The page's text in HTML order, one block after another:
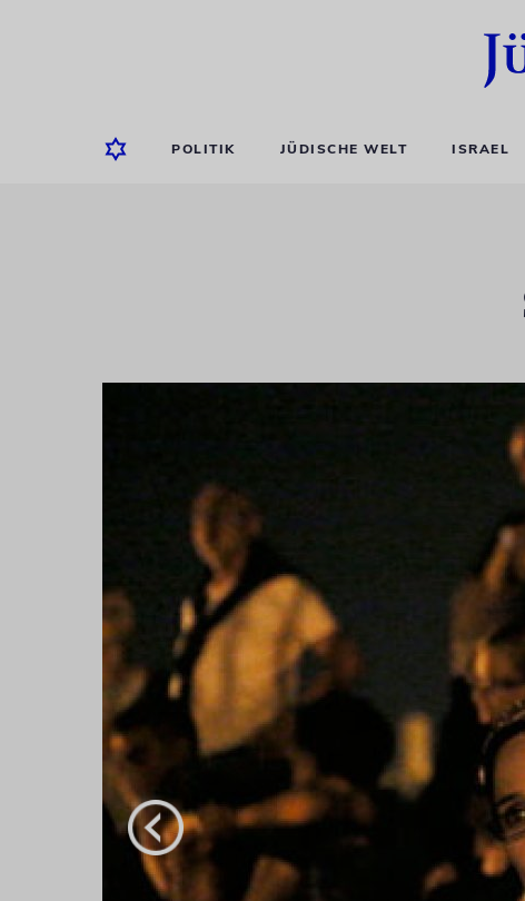
POLITIK JÜDISCHE WELT ISRAEL